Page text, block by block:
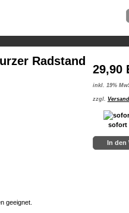
29,90
inkl. 19%
zzgl. Versand
sofort
In den
Radstand
geeignet.